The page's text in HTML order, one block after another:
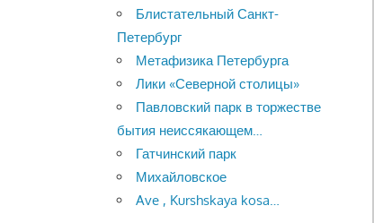
Блистательный Санкт-
Петербург
Метафизика Петербурга
Лики «Северной столицы»
Павловский парк в торжестве
бытия неиссякающем…
Гатчинский парк
Михайловское
Ave , Kurshskaya kosa…